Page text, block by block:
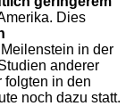
Dies
in der
anderer
folgten in den
noch dazu statt.